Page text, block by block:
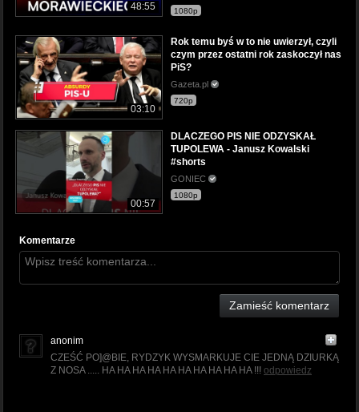
48:55 1080p
03:10
Rok temu byś w to nie uwierzył, czyli
czym przez ostatni rok zaskoczył nas
PiS?
Gazeta.pl
720p
00:57
DLACZEGO PIS NIE ODZYSKAŁ
TUPOLEWA - Janusz Kowalski
#shorts
GONIEC
1080p
Komentarze
Zamieść komentarz
anonim
CZEŚĆ PO]@BIE, RYDZYK WYSMARKUJE CIE JEDNĄ DZIURKĄ
Z NOSA ..... HA HA HA HA HA HA HA HA HA HA !!! odpowiedz